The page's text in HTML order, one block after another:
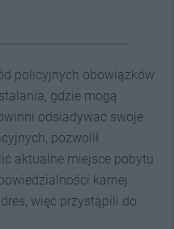
policyjnych obowiązków
gdzie mogą
odsiadywać swoje
pozwolił
aktualne miejsce pobytu
karnej
więc przystąpili do